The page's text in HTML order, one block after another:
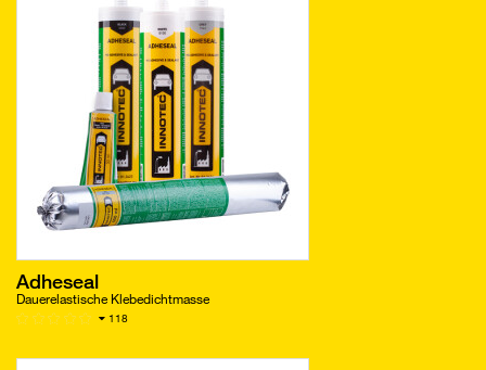
Adheseal
Dauerelastische Klebedichtmasse
118